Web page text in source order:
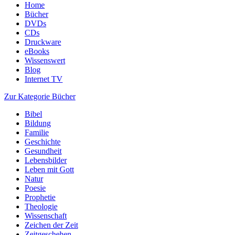
Home
Bücher
DVDs
CDs
Druckware
eBooks
Wissenswert
Blog
Internet TV
Zur Kategorie Bücher
Bibel
Bildung
Familie
Geschichte
Gesundheit
Lebensbilder
Leben mit Gott
Natur
Poesie
Prophetie
Theologie
Wissenschaft
Zeichen der Zeit